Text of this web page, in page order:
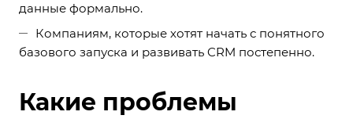
данные формально.
Компаниям, которые хотят начать с понятного
базового запуска и развивать CRM постепенно.
Какие проблемы